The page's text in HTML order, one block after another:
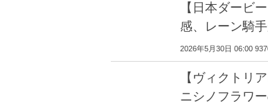
【日本ダービ
感、レーン騎
2026年5月30日 06:00
【ヴィクトリ
ニシノフラワ